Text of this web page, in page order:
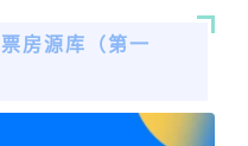
票房源库（第一